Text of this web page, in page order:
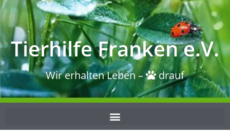
Tierhilfe Franken e.V.
Wir erhalten Leben – drauf